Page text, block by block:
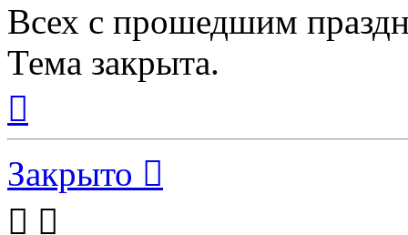
Всех с прошедшим
Тема закрыта.
началу
Закрыто